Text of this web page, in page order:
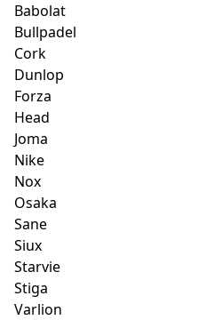
Babolat
Bullpadel
Cork
Dunlop
Forza
Head
Joma
Nike
Nox
Osaka
Sane
Siux
Starvie
Stiga
Varlion